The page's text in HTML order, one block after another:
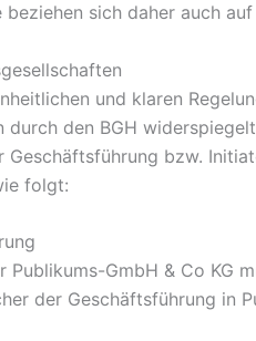
beziehen sich daher auch
und klaren
den BGH
Geschäftsführung bzw.
folgt:
Publikums-GmbH & Co KG
der Geschäftsführung in